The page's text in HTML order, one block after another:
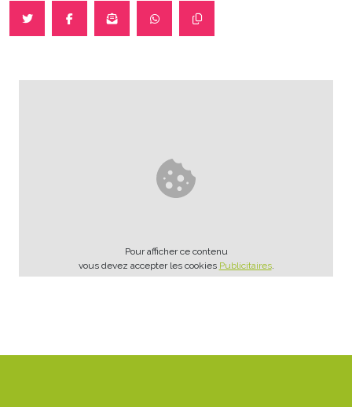
Pour afficher ce contenu
vous devez accepter les cookies Publicitaires.